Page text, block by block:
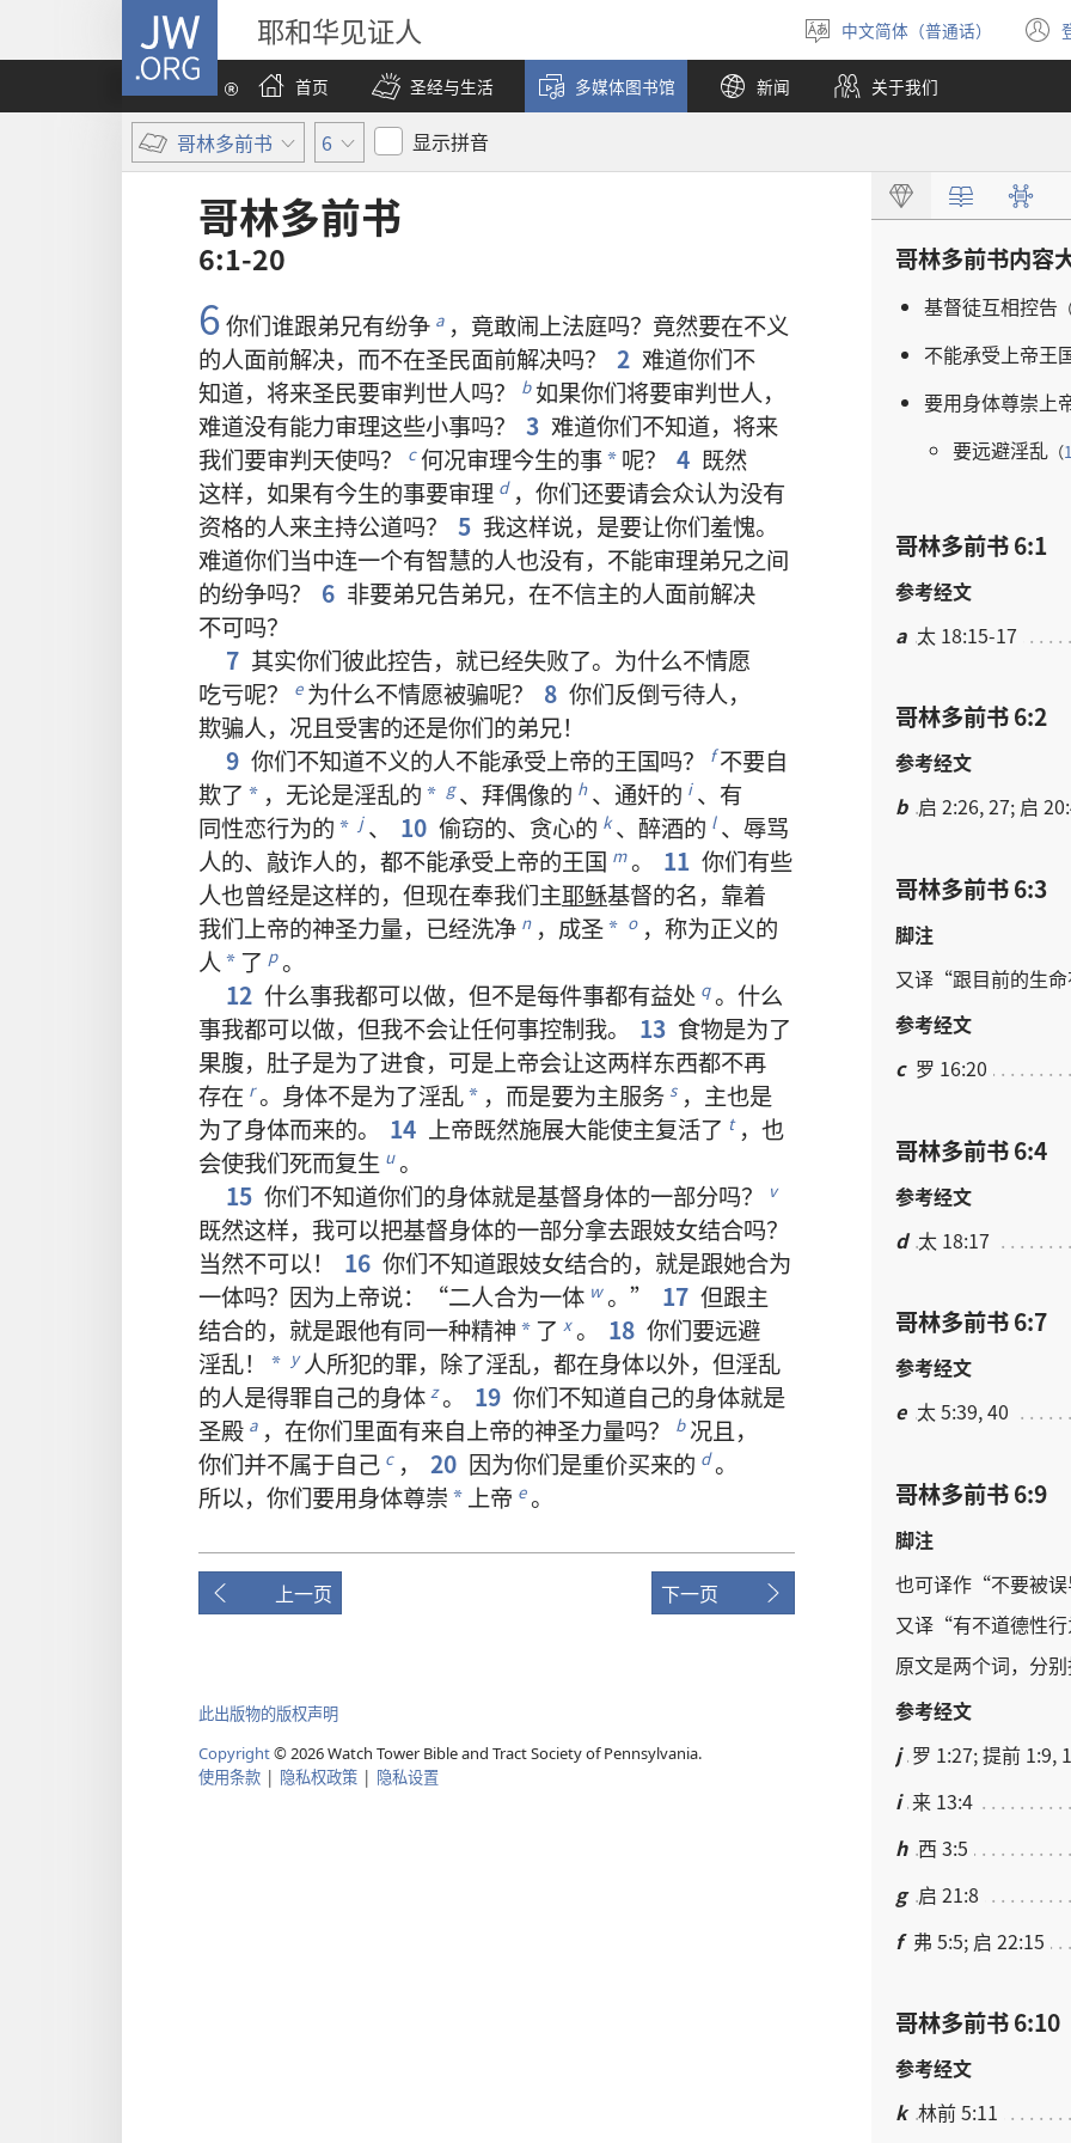
JW.ORG 耶和华见证人
选
择
语
言
中文简体（普通话）
首页
圣经与生活 多媒体图书馆 新闻 关于我们
哥林多前书 6 显示拼音
哥林多前书
6:1-20
6你们谁跟弟兄有纷争 a ， 竟敢闹上法庭吗？ 竟然要在不义
的人面前解决， 而不在圣民面前解决吗？ 2 难道你们不
知道， 将来圣民要审判世人吗？ b 如果你们将要审判世人，
难道没有能力审理这些小事吗？ 3 难道你们不知道， 将来
我们要审判天使吗？ c 何况审理今生的事* 呢？ 4 既然
这样， 如果有今生的事要审理 d ， 你们还要请会众认为没有
资格的人来主持公道吗？ 5 我这样说， 是要让你们羞愧。
难道你们当中连一个有智慧的人也没有， 不能审理弟兄之间
的纷争吗？ 6 非要弟兄告弟兄， 在不信主的人面前解决
不可吗？
7 其实你们彼此控告， 就已经失败了。 为什么不情愿
吃亏呢？ e 为什么不情愿被骗呢？ 8 你们反倒亏待人，
欺骗人， 况且受害的还是你们的弟兄！
9 你们不知道不义的人不能承受上帝的王国吗？ f 不要自
欺了 * ， 无论是淫乱的 * g 、 拜偶像的 h 、 通奸的 i 、 有
同性恋行为的 * j 、 10 偷窃的、 贪心的 k 、 醉酒的 l 、 辱骂
人的、 敲诈人的， 都不能承受上帝的王国 m 。 11 你们有些
人也曾经是这样的， 但现在奉我们主耶稣基督的名， 靠着
我们上帝的神圣力量， 已经洗净 n ， 成圣* o ， 称为正义的
人* 了 p 。
12 什么事我都可以做， 但不是每件事都有益处 q 。 什么
事我都可以做， 但我不会让任何事控制我。 13 食物是为了
果腹， 肚子是为了进食， 可是上帝会让这两样东西都不再
存在 r 。 身体不是为了淫乱* ， 而是要为主服务 s ， 主也是
为了身体而来的。 14 上帝既然施展大能使主复活了 t ， 也
会使我们死而复生 u 。
15 你们不知道你们的身体就是基督身体的一部分吗？ v
既然这样， 我可以把基督身体的一部分拿去跟妓女结合吗？
当然不可以！ 16 你们不知道跟妓女结合的， 就是跟她合为
一体吗？ 因为上帝说：“二人合为一体 w 。” 17 但跟主
结合的， 就是跟他有同一种精神 * 了 x 。 18 你们要远避
淫乱！ * y 人所犯的罪， 除了淫乱， 都在身体以外， 但淫乱
的人是得罪自己的身体 z 。 19 你们不知道自己的身体就是
圣殿 a ， 在你们里面有来自上帝的神圣力量吗？ b 况且，
你们并不属于自己 c ， 20 因为你们是重价买来的 d 。
所以， 你们要用身体尊崇 * 上帝 e 。
上一页 下一页
此出版物的版权声明
Copyright© 2026Watch Tower Bible and Tract Society of Pennsylvania.
使用条款 | 隐私权政策 | 隐私设置
哥林多前书内容
基督徒互相控告
不能承受上帝王
要用身体尊崇上
要远避淫乱 （
哥林多前书 6:1
参考经文
a 太 18:15-17
哥林多前书 6:2
参考经文
b 启 2:26, 27; 启
哥林多前书 6:3
脚注
又译 “跟目前的生命
参考经文
c 罗 16:20
哥林多前书 6:4
参考经文
d 太 18:17
哥林多前书 6:7
参考经文
e 太 5:39, 40
哥林多前书 6:9
脚注
也可译作 “不要被
又译 “有不道德性
原文是两个词， 分别
参考经文
j 罗 1:27; 提前 1:9,
i 来 13:4
h 西 3:5
g 启 21:8
f 弗 5:5; 启 22:15
哥林多前书 6:10
参考经文
k 林前 5:11